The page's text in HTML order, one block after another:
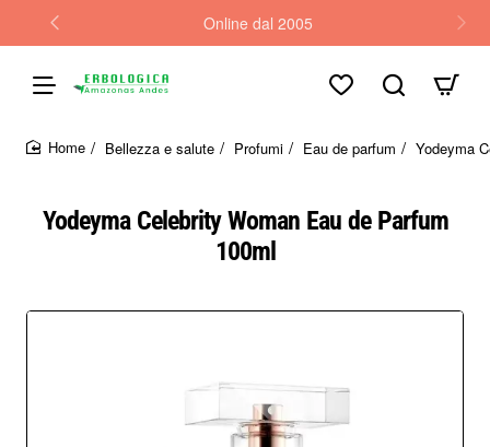
Online dal 2005
Yodeyma Celebrity Woman Eau de Parfum
100ml
Bellezza e salute Profumi Eau de parfum Yodeyma